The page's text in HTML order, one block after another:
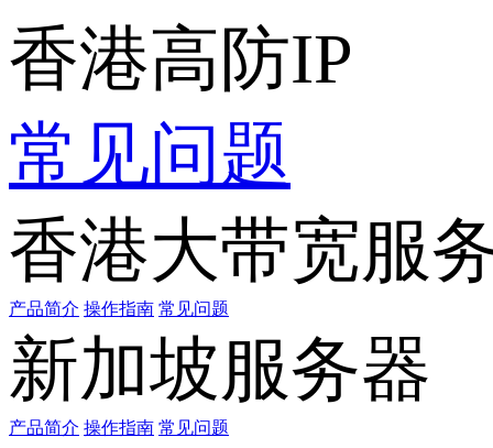
香港高防IP
常见问题
香港大带宽服
产品简介 操作指南 常见问题
新加坡服务器
产品简介 操作指南 常见问题